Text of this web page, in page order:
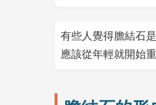
有些人覺得膽結石
應該從年輕就開始重